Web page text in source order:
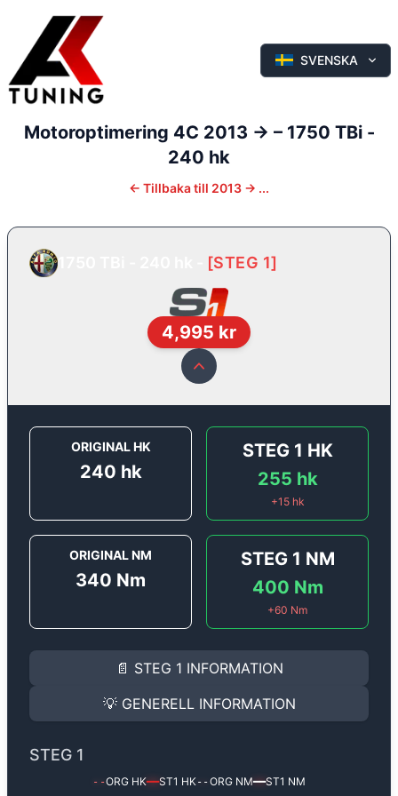
SVENSKA
Motoroptimering 4C 2013 -> – 1750 TBi -
240 hk
← Tillbaka till 2013 -> ...
[STEG 1]
4,995 kr
ORIGINAL HK
240 hk
STEG 1 HK
255 hk
+15hk
ORIGINAL NM
340 Nm
STEG 1 NM
400 Nm
+60 Nm
📄 STEG 1 INFORMATION
INFORMATION
Steg 1
Alfa Romeo 4C 1750 TBi
Effekten ökar från240 hktill255 hkoch
(+15 hk & +60 Nm).
Ger mer effekt, högre vridmoment, lägre
Steg 1 mjukvara justerar vi ett antal
💡 GENERELL INFORMATION
✅ All mjukvara är skräddarsydd för din bil
✅ Felsökning inann samt efter optimering
STEG 1
--ORG HK━━ST1 HK--ORG NM━━ST1 NM